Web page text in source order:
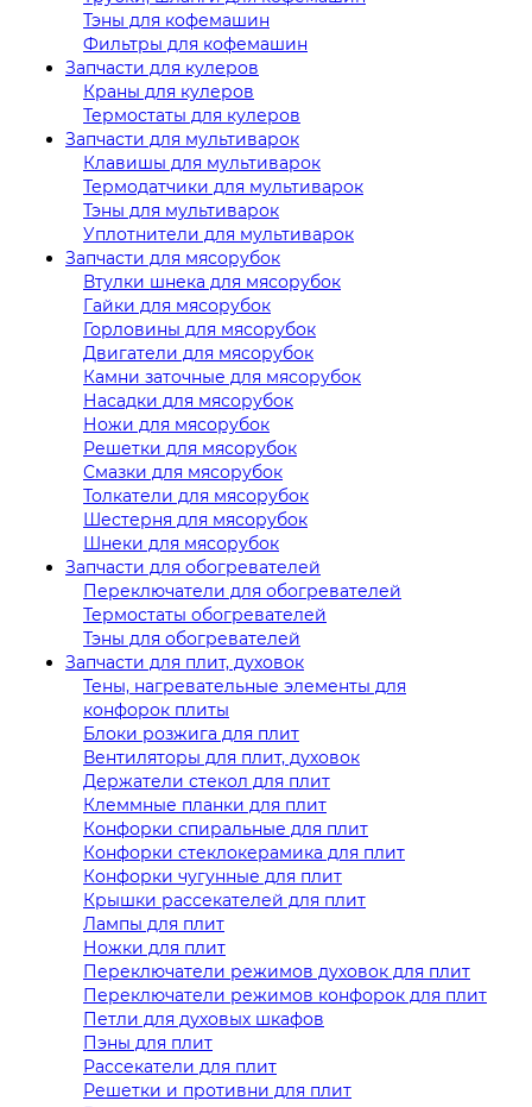
Тэны для кофемашин
Фильтры для кофемашин
Запчасти для кулеров
Краны для кулеров
Термостаты для кулеров
Запчасти для мультиварок
Клавишы для мультиварок
Термодатчики для мультиварок
Тэны для мультиварок
Уплотнители для мультиварок
Запчасти для мясорубок
Втулки шнека для мясорубок
Гайки для мясорубок
Горловины для мясорубок
Двигатели для мясорубок
Камни заточные для мясорубок
Насадки для мясорубок
Ножи для мясорубок
Решетки для мясорубок
Смазки для мясорубок
Толкатели для мясорубок
Шестерня для мясорубок
Шнеки для мясорубок
Запчасти для обогревателей
Переключатели для обогревателей
Термостаты обогревателей
Тэны для обогревателей
Запчасти для плит, духовок
Тены, нагревательные элементы для
конфорок плиты
Блоки розжига для плит
Вентиляторы для плит, духовок
Держатели стекол для плит
Клеммные планки для плит
Конфорки спиральные для плит
Конфорки стеклокерамика для плит
Конфорки чугунные для плит
Крышки рассекателей для плит
Лампы для плит
Ножки для плит
Переключатели режимов духовок для плит
Переключатели режимов конфорок для плит
Петли для духовых шкафов
Пэны для плит
Рассекатели для плит
Решетки и противни для плит